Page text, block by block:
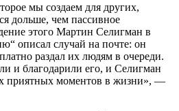
мы создаем для других,
дольше, чем пассивное
этого Мартин Селигман в
описал случай на почте: он
раздал их людям в очереди.
и благодарили его, и Селигман
приятных моментов в жизни», —